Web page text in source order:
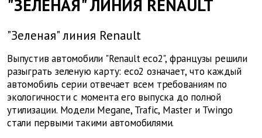
"ЗЕЛЕНАЯ" ЛИНИЯ RENAULT
"Зеленая" линия Renault
Выпустив автомобили "Renault eco2", французы решили
разыграть зеленую карту: eco2 означает, что каждый
автомобиль серии отвечает всем требованиям по
экологичности с момента его выпуска до полной
утилизации. Модели Megane, Trafic, Master и Twingo
стали первыми такими автомобилями.